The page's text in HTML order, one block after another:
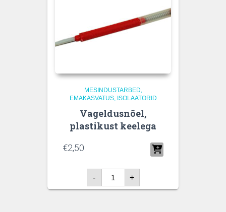
MESINDUSTARBED
EMAKASVATUS, ISOLAATORID
Vageldusnõel,
plastikust keelega
€2,50
-
Vageldusnõel,
plastikust
keelega
kogus
+